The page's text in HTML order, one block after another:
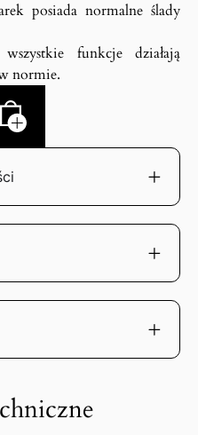
posiada normalne ślady
funkcje działają
normie.